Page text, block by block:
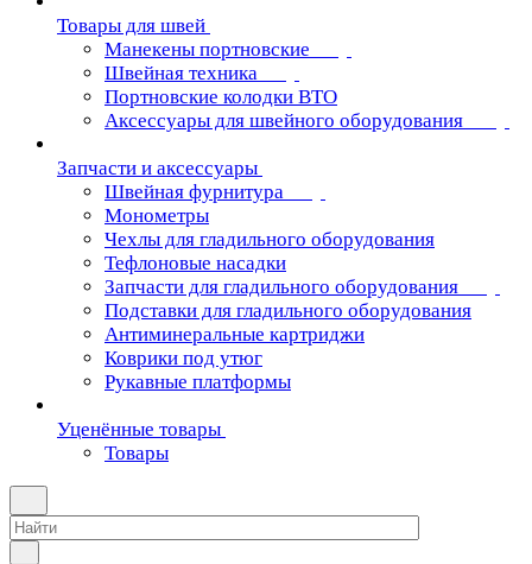
Товары для швей
Манекены портновские
Швейная техника
Портновские колодки ВТО
Аксессуары для швейного оборудования
Запчасти и аксессуары
Швейная фурнитура
Монометры
Чехлы для гладильного оборудования
Тефлоновые насадки
Запчасти для гладильного оборудования
Подставки для гладильного оборудования
Антиминеральные картриджи
Коврики под утюг
Рукавные платформы
Уценённые товары
Товары